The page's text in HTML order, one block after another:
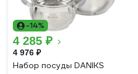
-14%
4 285 ₽
4 976 ₽
Набор посуды DANIKS